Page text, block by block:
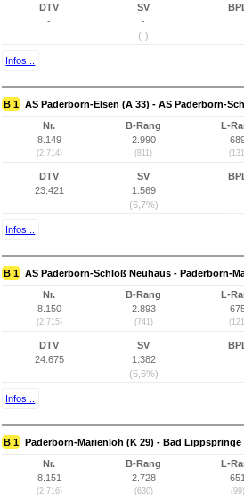
DTV
-
SV
-
(-)
Infos...
B 1 AS Paderborn-Elsen (A 33) - AS Paderborn-
Nr.
8.149
(2.714)
B-Rang
2.990
(811)
L-
DTV
23.421
SV
1.569
(6,7%)
Infos...
B 1 AS Paderborn-Schloß Neuhaus - Paderborn-
Nr.
8.150
(2.715)
B-Rang
2.893
(741)
L-
DTV
24.675
SV
1.382
(5,6%)
Infos...
B 1 Paderborn-Marienloh (K 29) - Bad Lippspringe
Nr.
8.151
(2.716)
B-Rang
2.728
(630)
L-
651
(99)